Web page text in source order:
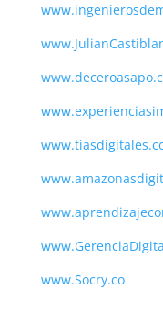
www.Socry.co